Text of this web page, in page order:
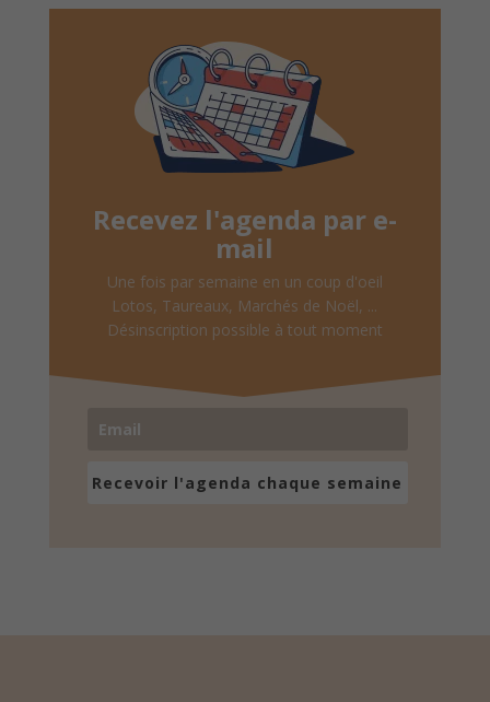
Recevez l'agenda par e-
mail
Une fois par semaine en un coup d'oeil
Lotos, Taureaux, Marchés de Noël, ...
Désinscription possible à tout moment
Recevoir l'agenda chaque semaine